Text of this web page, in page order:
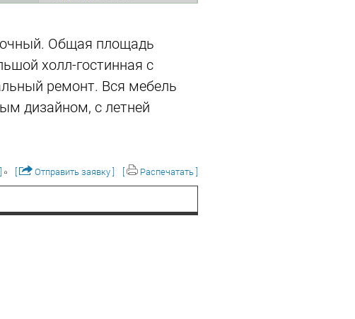
Общая площадь
холл-гостинная с
ремонт. Вся мебель
дизайном, с летней
Отправить заявку ] Распечатать ]